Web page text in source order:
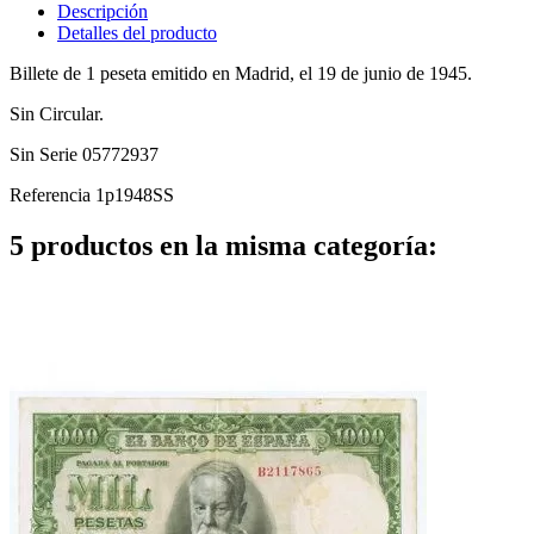
Descripción
Detalles del producto
Billete de 1 peseta emitido en Madrid, el 19 de junio de 1945.
Sin Circular.
Sin Serie 05772937
Referencia 1p1948SS
5 productos en la misma categoría: